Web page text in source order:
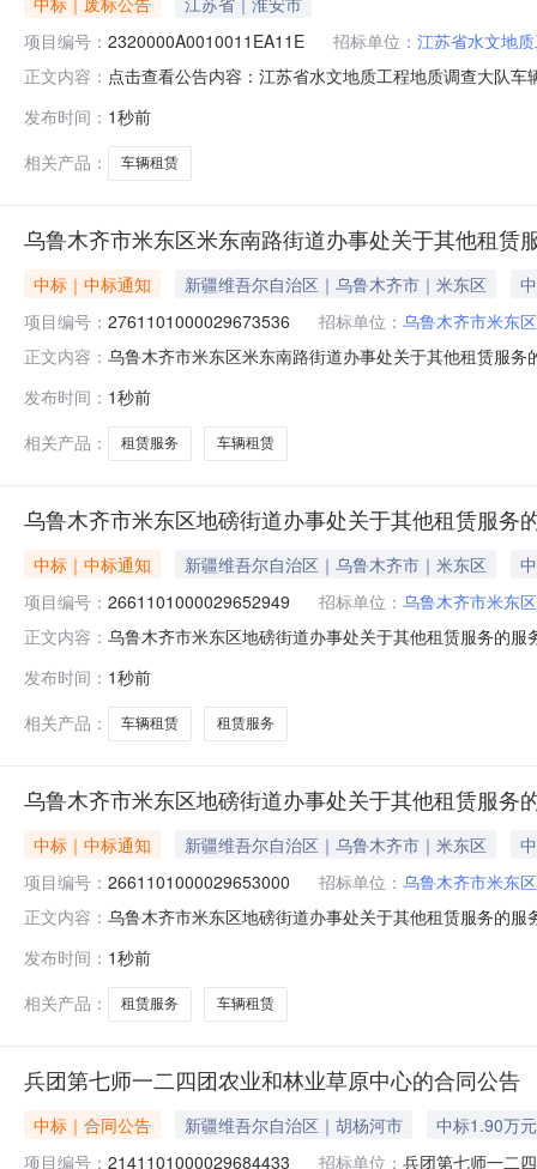
项目编号： 2320000A0010011EA11E 招标单位： 江苏省水文地
正文内容： 点击查看公告内容：江苏省水文地质工程地质调查大队车
发布时间： 1秒前
相关产品：
车辆租赁
乌鲁木齐市米东区米东南路街道办事处关于其他租赁
中标｜中标通知 新疆维吾尔自治区｜乌鲁木齐市｜米东区
项目编号： 2761101000029673536 招标单位： 乌鲁木齐市米东
正文内容： 乌鲁木齐市米东区米东南路街道办事处关于其他租赁服
金额（元）:项目所在行政区划编码:650109项目所在行
发布时间： 1秒前
相关产品：
租赁服务 车辆租赁
乌鲁木齐市米东区地磅街道办事处关于其他租赁服务
中标｜中标通知 新疆维吾尔自治区｜乌鲁木齐市｜米东区
项目编号： 2661101000029652949 招标单位： 乌鲁木齐市米东
正文内容： 乌鲁木齐市米东区地磅街道办事处关于其他租赁服务的
（元）:项目所在行政区划编码:650109项目所在行政区
发布时间： 1秒前
相关产品：
车辆租赁 租赁服务
乌鲁木齐市米东区地磅街道办事处关于其他租赁服务
中标｜中标通知 新疆维吾尔自治区｜乌鲁木齐市｜米东区
项目编号： 2661101000029653000 招标单位： 乌鲁木齐市米东
正文内容： 乌鲁木齐市米东区地磅街道办事处关于其他租赁服务的
（元）:项目所在行政区划编码:650109项目所在行政区
发布时间： 1秒前
相关产品：
租赁服务 车辆租赁
兵团第七师一二四团农业和林业草原中心的合同公告
中标｜合同公告 新疆维吾尔自治区｜胡杨河市
中标1.90万元
项目编号： 2141101000029684433 招标单位： 兵团第七师一二